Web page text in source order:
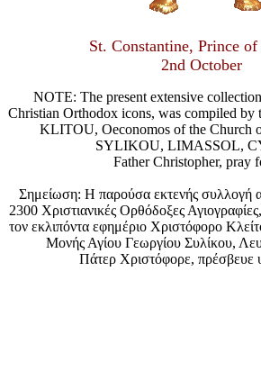
St. Constantine, Prince
2nd October
NOTE: The present extensive
Christian Orthodox icons, was compiled by
KLITOU, Oeconomos of the Church
SYLIKOU, LIMASSOL,
Father Christopher, pray
Σημείωση: Η παρούσα εκτενής συλλογή
2300 Χριστιανικές Ορθόδοξες
τον εκλιπόντα εφημέριο Χριστόφορο
Μονής Αγίου Γεωργίου Συλίκου,
Πάτερ Χριστόφορε, πρέσβευε